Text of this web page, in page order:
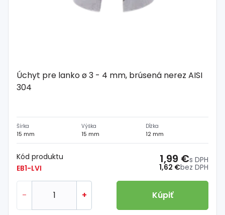
Úchyt pre lanko ø 3 - 4 mm, brúsená nerez AISI
304
Šírka
15 mm
Výška
15 mm
Dĺžka
12 mm
Kód produktu
EB1-LVI
1,62 €bez DPH
1,99 €s DPH
- + Kúpiť